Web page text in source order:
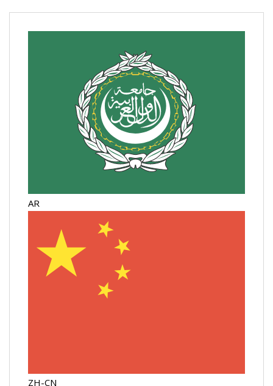
AR
ZH-CN